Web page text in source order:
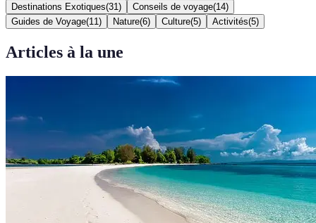
Destinations Exotiques(31 ) Conseils de voyage(14)
Guides de Voyage(11 ) Nature(6) Culture(5) Activités(5)
Articles à la une